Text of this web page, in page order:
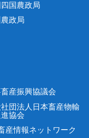
国農政局
政局
産振興協議会
団法人日本畜産物輸
協会
産情報ネットワーク